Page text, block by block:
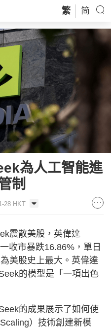
繁 简
為人工智能進
制
28 HKT
震散美股，英偉達
收市暴跌16.86%，單日
美股史上最大。英偉達
的模型是「一項出色
的成果展示了如何使
）技術創建新模